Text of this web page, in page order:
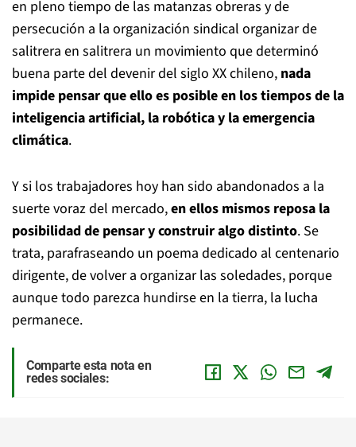
en pleno tiempo de las matanzas obreras y de
persecución a la organización sindical organizar de
salitrera en salitrera un movimiento que determinó
buena parte del devenir del siglo XX chileno, nada
impide pensar que ello es posible en los tiempos de la
inteligencia artificial, la robótica y la emergencia
climática.
Y si los trabajadores hoy han sido abandonados a la
suerte voraz del mercado,en ellos mismos reposa la
posibilidad de pensar y construir algo distinto. Se
trata, parafraseando un poema dedicado al centenario
dirigente, de volver a organizar las soledades, porque
aunque todo parezca hundirse en la tierra, la lucha
permanece.
Comparte esta nota en
redes sociales: